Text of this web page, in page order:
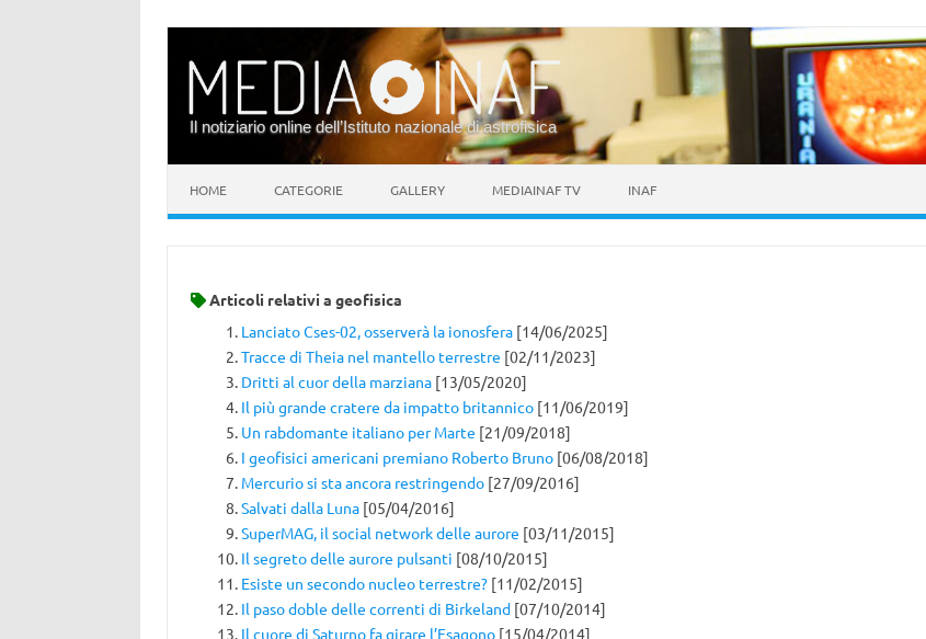
Il notiziario online dell’Istituto nazionale di astrofisica
HOME CATEGORIE GALLERY MEDIAINAF TV INAF
Articoli relativi a geofisica
Lanciato Cses-02, osserverà la ionosfera[14/06/2025]
Tracce di Theia nel mantello terrestre [02/11/2023]
Dritti al cuor della marziana[13/05/2020]
Il più grande cratere da impatto britannico[11/06/2019]
Un rabdomante italiano per Marte [21/09/2018]
I geofisici americani premiano Roberto Bruno[06/08/2018]
Mercurio si sta ancora restringendo[27/09/2016]
Salvati dalla Luna[05/04/2016]
SuperMAG, il social network delle aurore [03/11/2015]
Il segreto delle aurore pulsanti [08/10/2015]
Esiste un secondo nucleo terrestre?[11/02/2015]
Il paso doble delle correnti di Birkeland[07/10/2014]
Il cuore di Saturno fa girare l’Esagono[15/04/2014]